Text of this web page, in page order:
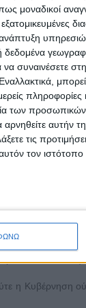
μοναδικοί
συναινέσετε
πληροφορίες
των
αυτήν
τις
τον ιστότοπο
των πηγών,
με έναν τρόπο
η παρουσία
μπορούν να
την
ιδιωτικής
Αθηνών, με
μουσειακό
στη φύση και
ότι
στην ανάπτυξη
να
η Κυβέρνηση